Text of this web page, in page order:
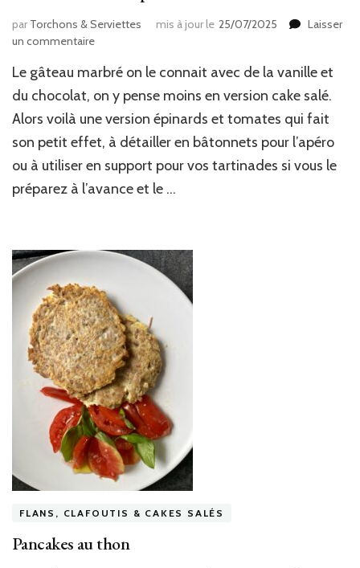
par Torchons & Serviettes mis à jour le 25/07/2025
Laisser
un commentairesur
marbré
salé
épinards
&
tomates
Le gâteau marbré on le connait avec de la vanille et
du chocolat, on y pense moins en version cake salé.
Alors voilà une version épinards et tomates qui fait
son petit effet, à détailler en bâtonnets pour l’apéro
ou à utiliser en support pour vos tartinades si vous le
préparez à l’avance et le …
FLANS, CLAFOUTIS & CAKES SALÉS
Pancakes au thon